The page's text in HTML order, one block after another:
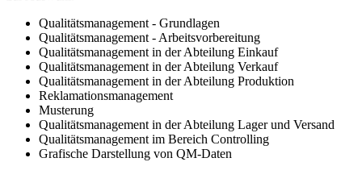
Qualitätsmanagement - Grundlagen
Qualitätsmanagement - Arbeitsvorbereitung
Qualitätsmanagement in der Abteilung Einkauf
Qualitätsmanagement in der Abteilung Verkauf
Qualitätsmanagement in der Abteilung Produktion
Reklamationsmanagement
Musterung
Qualitätsmanagement in der Abteilung Lager und Versand
Qualitätsmanagement im Bereich Controlling
Grafische Darstellung von QM-Daten